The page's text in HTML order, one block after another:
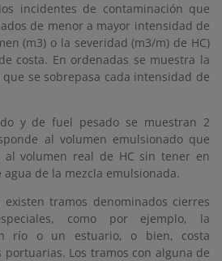
incidentes de contaminación que
de menor a mayor intensidad de
(m3) o la severidad (m3/m) de HC)
costa. En ordenadas se muestra la
se sobrepasa cada intensidad de
y de fuel pesado se muestran 2
al volumen emulsionado que
volumen real de HC sin tener en
de la mezcla emulsionada.
existen tramos denominados cierres
como por ejemplo, la
río o un estuario, o bien, costa
Los tramos con alguna de